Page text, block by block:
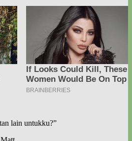
lain untukku?”